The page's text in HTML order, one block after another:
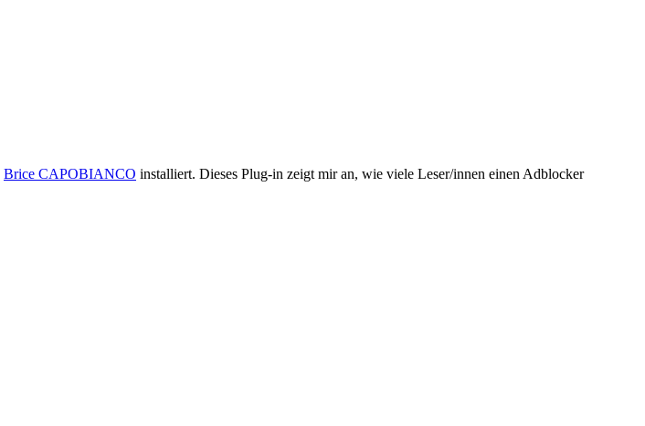
Brice CAPOBIANCO installiert. Dieses Plug-in zeigt mir an, wie viele Leser/innen einen Adblocker